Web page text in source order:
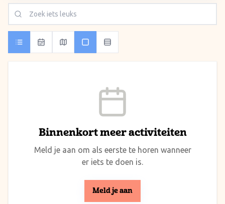
Binnenkort meer activiteiten
Meld je aan om als eerste te horen wanneer
er iets te doen is.
Meld je aan